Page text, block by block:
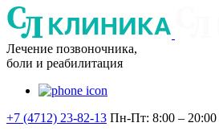
Лечение позвоночника,
боли и реабилитация
+7 (4712) 23-82-13 Пн-Пт: 8:00 – 20:00